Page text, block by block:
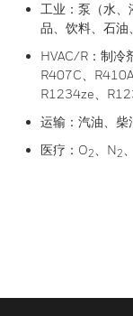
工业：泵（水
品、饮料、石油
HVAC/R：制冷
R407C、
R1234ze、
运输：汽油、柴
医疗：O2 、N2